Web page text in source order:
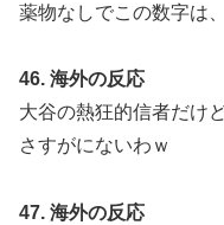
薬物なしでこの数字は
46. 海外の反応
大谷の熱狂的信者だけ
さすがにないわｗ
47. 海外の反応